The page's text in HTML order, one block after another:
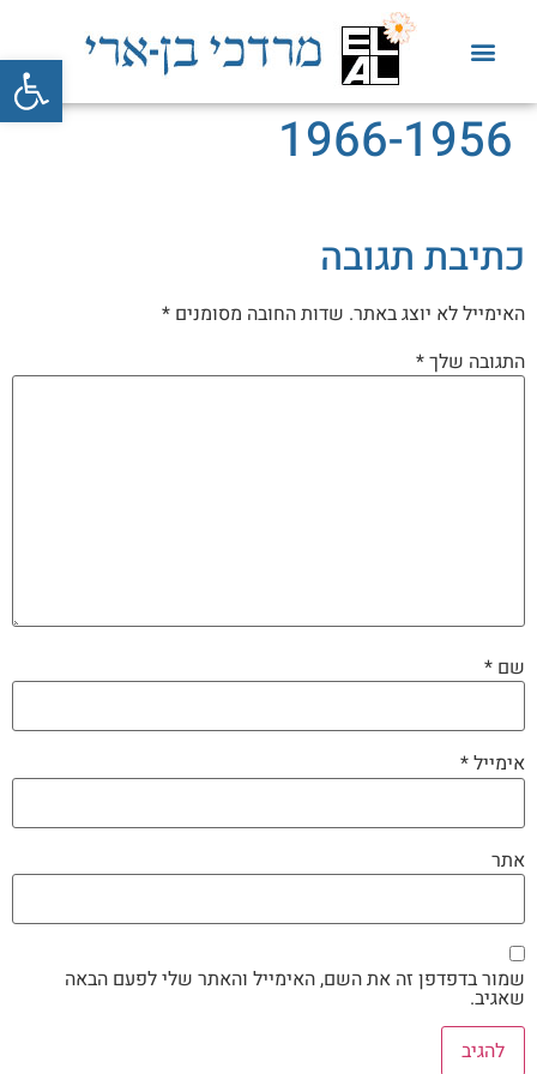
פתח
1966-1956
כתיבת תגובה
האימייל לא יוצג באתר. שדות החובה מסומנים *
התגובה שלך*
שם *
אימייל*
אתר
שמור בדפדפן זה את השם, האימייל והאתר שלי לפעם הבאה
שאגיב.